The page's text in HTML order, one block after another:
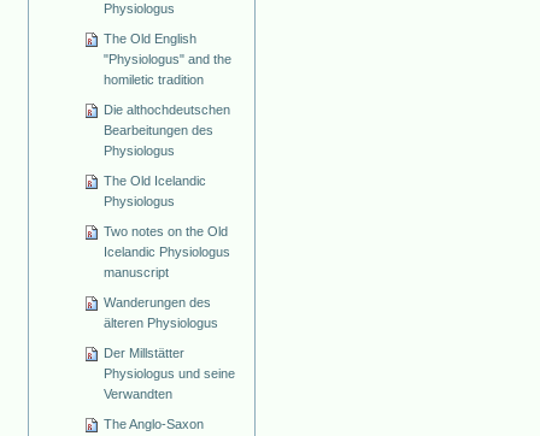
Physiologus
The Old English
"Physiologus" and the
homiletic tradition
Die althochdeutschen
Bearbeitungen des
Physiologus
The Old Icelandic
Physiologus
Two notes on the Old
Icelandic Physiologus
manuscript
Wanderungen des
älteren Physiologus
Der Millstätter
Physiologus und seine
Verwandten
The Anglo-Saxon